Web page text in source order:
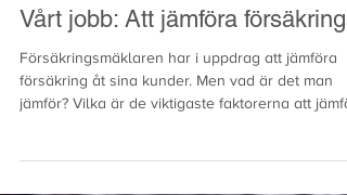
Fenix
10 feb. 2023
Vårt jobb: Att jämföra
försäkring åt sina kunder. Men vad är det man